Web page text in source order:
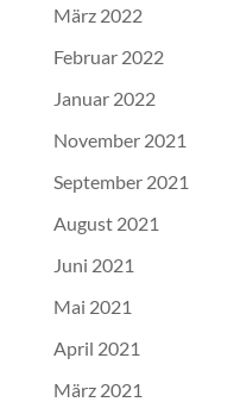
März 2022
Februar 2022
Januar 2022
November 2021
September 2021
August 2021
Juni 2021
Mai 2021
April 2021
März 2021